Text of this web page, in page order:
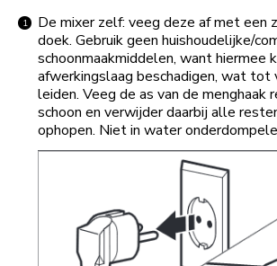
De mixer zelf: veeg deze af met een
doek. Gebruik geen huishoudelijke/
schoonmaakmiddelen, want hiermee
afwerkingslaag beschadigen, wat tot
leiden. Veeg de as van de menghaak
schoon en verwijder daarbij alle
ophopen. Niet in water